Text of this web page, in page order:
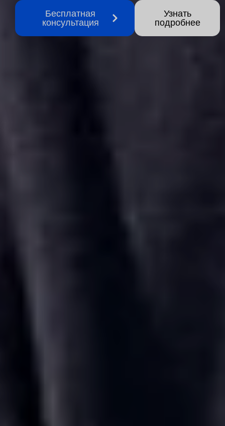
Бесплатная
консультация
Узнать
подробнее